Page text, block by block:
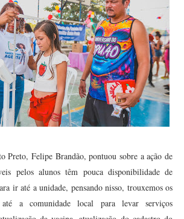
Preto, Felipe Brandão, pontuou sobre a ação de
pelos alunos têm pouca disponibilidade de
ir até a unidade, pensando nisso, trouxemos os
até a comunidade local para levar serviços